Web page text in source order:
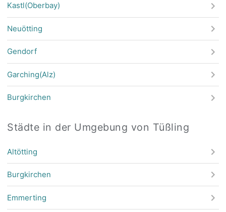
Kastl(Oberbay)
Neuötting
Gendorf
Garching(Alz)
Burgkirchen
Städte in der Umgebung von Tüßling
Altötting
Burgkirchen
Emmerting